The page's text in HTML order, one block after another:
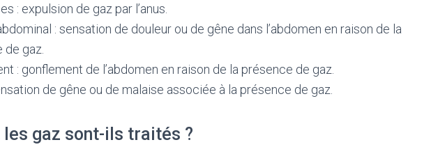
: expulsion de gaz par l’anus.
: sensation de douleur ou de gêne dans l’abdomen en raison de la
gaz.
: gonflement de l’abdomen en raison de la présence de gaz.
de gêne ou de malaise associée à la présence de gaz.
les gaz sont-ils traités ?